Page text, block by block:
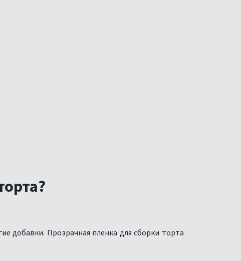
добавки. Прозрачная пленка для сборки торта